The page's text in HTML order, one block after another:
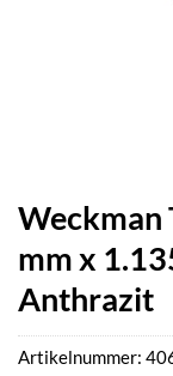
Weckman
mm x
Anthrazit
Artikelnummer: